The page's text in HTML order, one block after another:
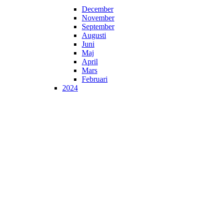
December
November
September
Augusti
Juni
Maj
April
Mars
Februari
2024